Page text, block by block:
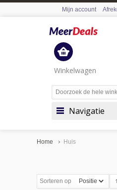
Mijn account
Winkelwagen
Navigatie
Home Huis
Sorteren op